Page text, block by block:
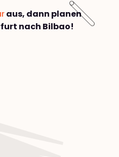
aus, dann planen
nach Bilbao!